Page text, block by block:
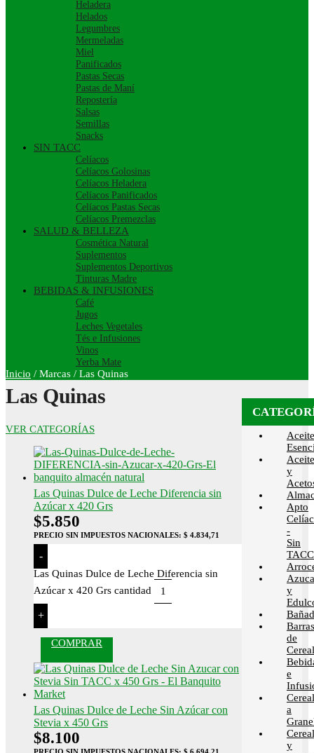
Heladera
Helados
Legumbres
Mermeladas
Miel
Panificados
Pastas Secas
Pastas de Maní
Repostería
Salsas
Semillas
Snacks
SIN TACC
Celíacos
Celíacos Golosinas
Celíacos Heladera
Celíacos Panificados
Celíacos Pastas Secas
Celíacos Premezclas
SALUD & BELLEZA
Cosmética Natural
Suplementos
Suplementos Deportivos
Tinturas Madre
BEBIDAS & INFUSIONES
Café
Jugos
Leches Vegetales
Tés e Infusiones
Vinos
Yerba Mate
Inicio / Marcas / Las Quinas
Las Quinas
VER CATEGORÍAS
Las Quinas Dulce de Leche Diferencia sin
Azúcar x 420 Grs
$5.850
PRECIO SIN IMPUESTOS NACIONALES: $ 4.834,71
-
Las Quinas Dulce de Leche Diferencia sin
Azúcar x 420 Grs cantidad
+
COMPRAR
Las Quinas Dulce de Leche Sin Azúcar con
Stevia x 450 Grs
$8.100
y
Apto
-
Sin
TACC
y
Barras
de
e
a
y